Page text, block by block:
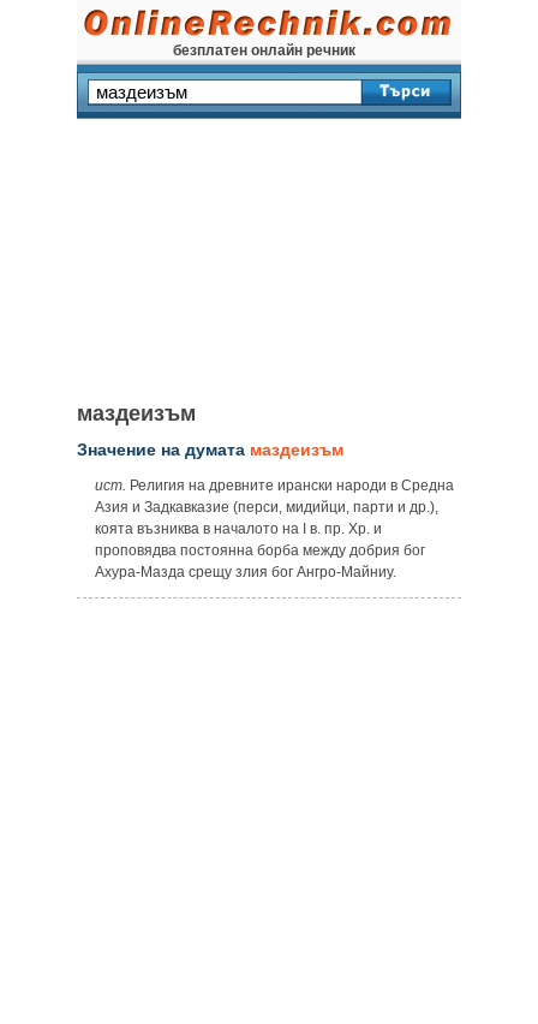
безплатен онлайн речник
маздеизъм
Значение на думата маздеизъм
ист. Религия на древните ирански народи в Средна
Азия и Задкавказие (перси, мидийци, парти и др.),
коята възниква в началото на І в. пр. Хр. и
проповядва постоянна борба между добрия бог
Ахура-Мазда срещу злия бог Ангро-Майниу.